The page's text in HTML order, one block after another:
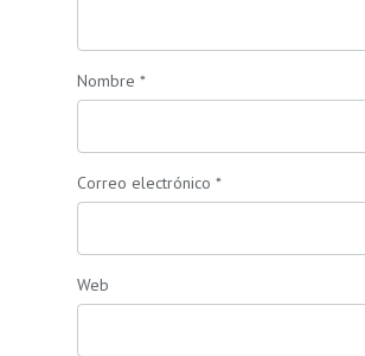
Nombre *
Correo electrónico *
Web